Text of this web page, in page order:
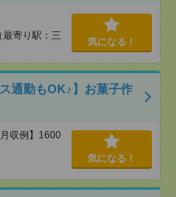
寄り駅：三
気になる！
通勤もOK♪】お菓子作
収例】1600
気になる！